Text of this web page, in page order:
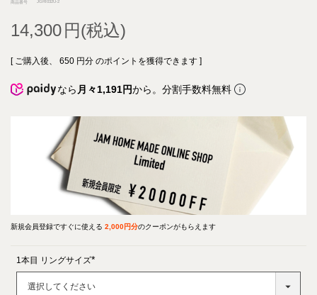
商品番号 JGRI032U-2
14,300
[ ご購入後、 650 円分 のポイントを獲得できます ]
なら 月々1,191円から。分割手数料無料
新規会員登録ですぐに使える 2,000円分のクーポンがもらえます
1本目 リングサイズ